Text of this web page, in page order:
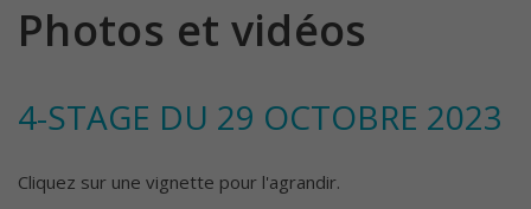
Photos et vidéos
4-STAGE DU 29 OCTOBRE 2023
Cliquez sur une vignette pour l'agrandir.